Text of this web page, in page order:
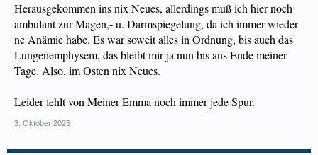
Herausgekommen ins nix Neues, allerdings muß ich hier noch
ambulant zur Magen,- u. Darmspiegelung, da ich immer wieder
ne Anämie habe. Es war soweit alles in Ordnung, bis auch das
Lungenemphysem, das bleibt mir ja nun bis ans Ende meiner
Tage. Also, im Osten nix Neues.
Leider fehlt von Meiner Emma noch immer jede Spur.
3. Oktober 2025